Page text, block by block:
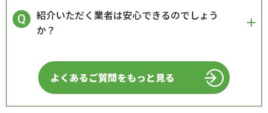
紹介いただく業者は安心できるのでしょう
か？
よくあるご質問をもっと見る